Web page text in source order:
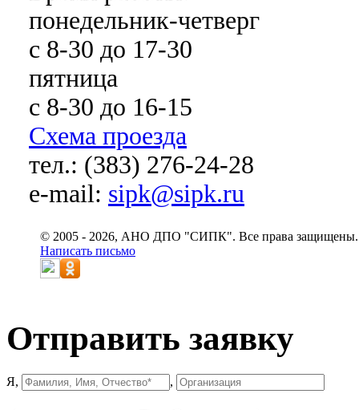
понедельник-четверг
с 8-30 до 17-30
пятница
с 8-30 до 16-15
Схема проезда
тел.: (383) 276-24-28
e-mail: sipk@sipk.ru
© 2005 - 2026, АНО ДПО "СИПК". Все права защищены.
Написать письмо
Отправить заявку
Я, ,